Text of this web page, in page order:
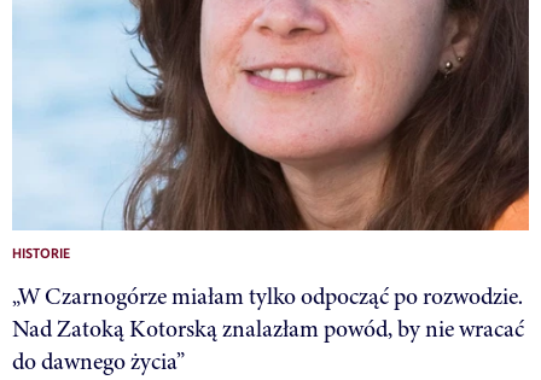
HISTORIE
„W Czarnogórze miałam tylko odpocząć po rozwodzie.
Nad Zatoką Kotorską znalazłam powód, by nie wracać
do dawnego życia”